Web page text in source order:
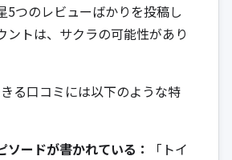
5つのレビューばかりを投稿し
ントは、サクラの可能性があり
る口コミには以下のような特
ソードが書かれている：
「トイ